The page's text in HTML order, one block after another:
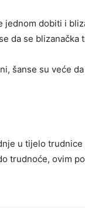
jednom dobiti i
da se blizanačka
šanse su veće
u tijelo
trudnoće, ovim